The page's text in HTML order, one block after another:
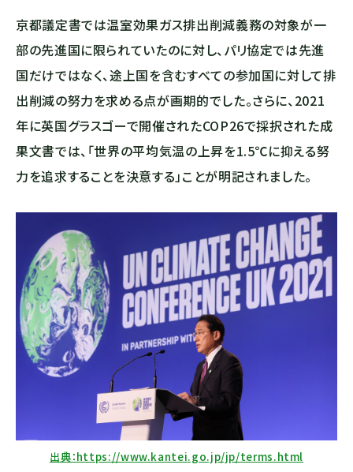
京都議定書では温室効果ガス排出削減義務の対象が一
部の先進国に限られていたのに対し、パリ協定では先進
国だけではなく、途上国を含むすべての参加国に対して排
出削減の努力を求める点が画期的でした。さらに、2021
年に英国グラスゴーで開催されたCOP26で採択された成
果文書では、「世界の平均気温の上昇を1.5℃に抑える努
力を追求することを決意する」ことが明記されました。
出典：https://www.kantei.go.jp/jp/terms.html